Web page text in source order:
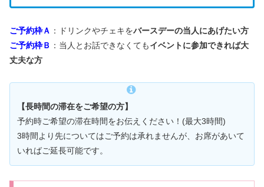
ご予約枠Ａ ：ドリンクやチェキをバースデーの当人にあげたい方
ご予約枠Ｂ ：当人とお話できなくてもイベントに参加できれば大
丈夫な方
【長時間の滞在をご希望の方】
予約時ご希望の滞在時間をお伝えください！(最大3時間)
3時間より先についてはご予約は承れませんが、お席があいて
いればご延長可能です。